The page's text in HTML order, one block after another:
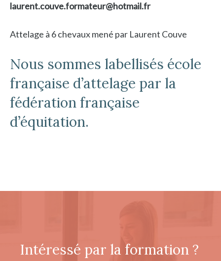
laurent.couve.formateur@hotmail.fr
Attelage à 6 chevaux mené par Laurent Couve
Nous sommes labellisés école
française d’attelage par la
fédération française
d’équitation.
Intéressé par la formation ?